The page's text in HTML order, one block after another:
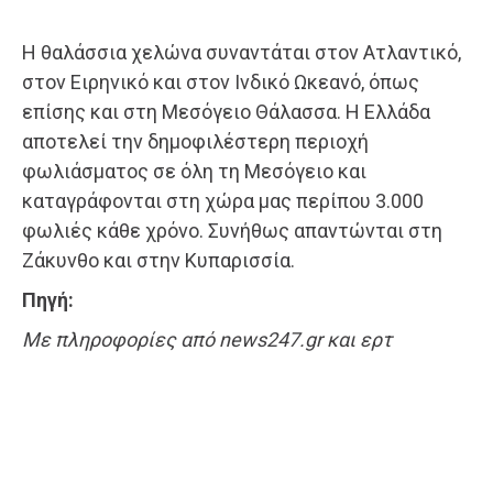
Η θαλάσσια χελώνα συναντάται στον Ατλαντικό,
στον Ειρηνικό και στον Ινδικό Ωκεανό, όπως
επίσης και στη Μεσόγειο Θάλασσα. Η Ελλάδα
αποτελεί την δημοφιλέστερη περιοχή
φωλιάσματος σε όλη τη Μεσόγειο και
καταγράφονται στη χώρα μας περίπου 3.000
φωλιές κάθε χρόνο. Συνήθως απαντώνται στη
Ζάκυνθο και στην Κυπαρισσία.
Πηγή:
Με πληροφορίες από news247.gr και ερτ